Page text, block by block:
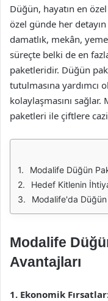
Düğün, hayatın en
özel günde her
damatlık, mekân,
süreçte belki de en
paketleridir. Düğün
tutulmasına yardımcı
kolaylaşmasını
paketleri ile çiftlere
Modalife Düğün
Hedef Kitlenin
Modalife'da Düğün
Modalife
Avantajları
1. Ekonomik